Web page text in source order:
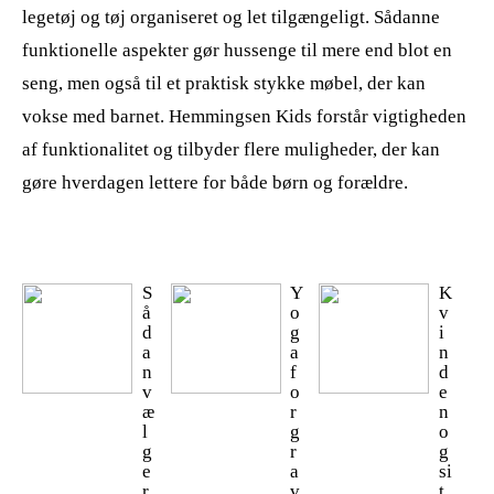
legetøj og tøj organiseret og let tilgængeligt. Sådanne
funktionelle aspekter gør hussenge til mere end blot en
seng, men også til et praktisk stykke møbel, der kan
vokse med barnet. Hemmingsen Kids forstår vigtigheden
af funktionalitet og tilbyder flere muligheder, der kan
gøre hverdagen lettere for både børn og forældre.
S
å
d
a
n
v
æ
l
g
e
Y
o
g
a
f
o
r
g
r
a
K
v
i
n
d
e
n
o
g
si